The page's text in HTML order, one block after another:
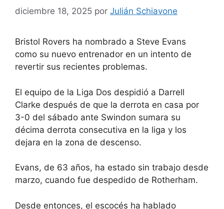
diciembre 18, 2025 por Julián Schiavone
Bristol Rovers ha nombrado a Steve Evans
como su nuevo entrenador en un intento de
revertir sus recientes problemas.
El equipo de la Liga Dos despidió a Darrell
Clarke después de que la derrota en casa por
3-0 del sábado ante Swindon sumara su
décima derrota consecutiva en la liga y los
dejara en la zona de descenso.
Evans, de 63 años, ha estado sin trabajo desde
marzo, cuando fue despedido de Rotherham.
Desde entonces, el escocés ha hablado